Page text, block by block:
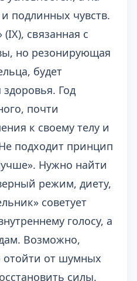
подлинных чувств.
связанная с
но резонирующая
будет
Год
почти
к своему телу и
подходит принцип
Нужно найти
режим, диету,
советует
голосу, а
Возможно,
отойти от шумных
силы.